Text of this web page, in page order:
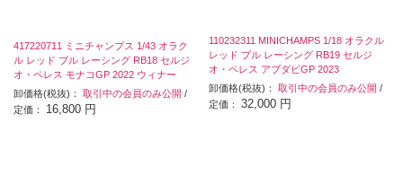
417220711 ミニチャンプス 1/43 オラク
ル レッド ブル レーシング RB18 セルジ
オ・ペレス モナコGP 2022 ウィナー
卸価格(税抜)： 取引中の会員のみ公開 /
定価： 16,800 円
110232311 MINICHAMPS 1/18 オラクル
レッド ブル レーシング RB19 セルジ
オ・ペレス アブダビGP 2023
卸価格(税抜)：取引中の会員のみ公開 /
定価：32,000 円